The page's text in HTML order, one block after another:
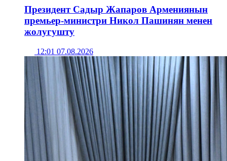
Президент Садыр Жапаров Армениянын
премьер-министри Никол Пашинян менен
жолугушту
12:01 07.08.2026